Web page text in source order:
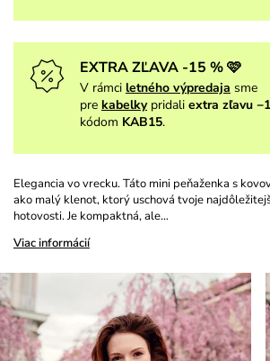
EXTRA ZĽAVA -15 % 🩷
V rámci letného výpredaja sme
pre kabelky pridali extra zľavu
kódom KAB15.
Elegancia vo vrecku. Táto mini peňaženka s
ako malý klenot, ktorý uschová tvoje
hotovosti. Je kompaktná, ale…
Viac informácií